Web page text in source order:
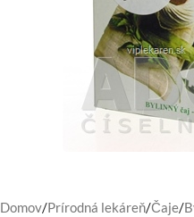
Domov/Prírodná lekáreň/Čaje/